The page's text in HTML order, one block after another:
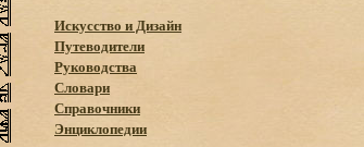
Искусство и Дизайн
Путеводители
Руководства
Словари
Справочники
Энциклопедии